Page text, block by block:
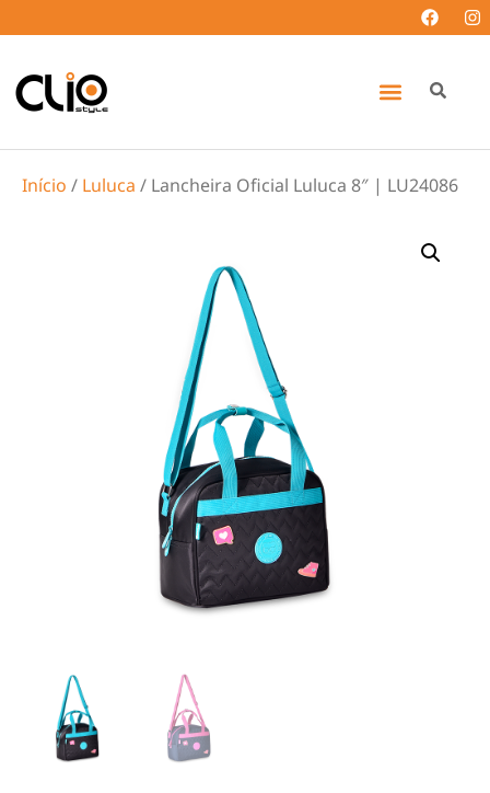
Início / Luluca / Lancheira Oficial Luluca 8″ | LU24086